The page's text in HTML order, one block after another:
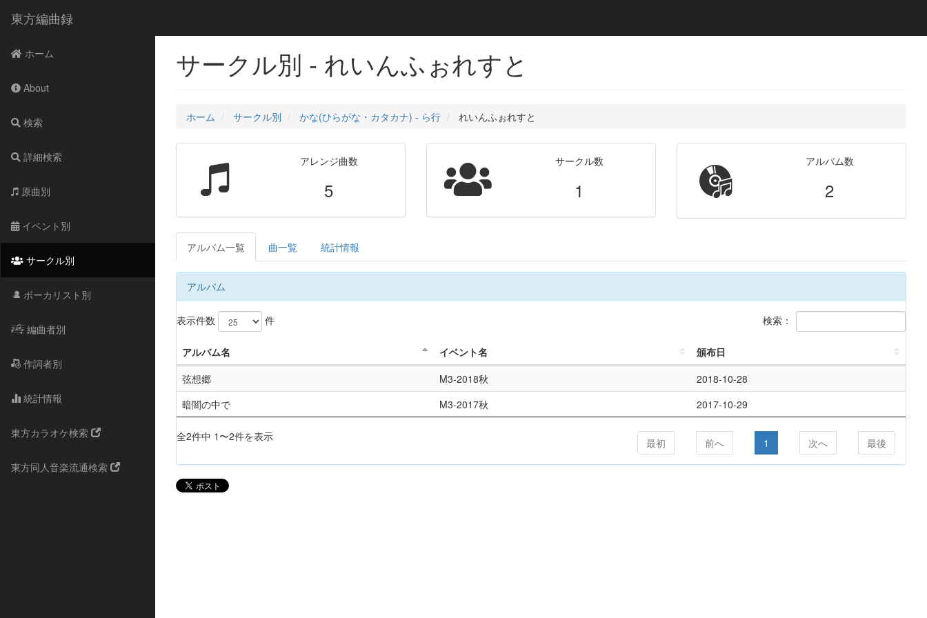
東方編曲録
ホーム
About
検索
詳細検索
原曲別
イベント別
サークル別
ボーカリスト別
編曲者別
作詞者別
統計情報
東方カラオケ検索
東方同人音楽流通検索
サークル別 - れいんふぉれすと
ホーム サークル別 かな(ひらがな・カタカナ) - ら行 れいんふぉれすと
アレンジ曲数
5
サークル数
1
アルバム数
2
アルバム一覧 曲一覧 統計情報
アルバム
表示件数 件 検索：
アルバム名 イベント名
頒布日
弦想郷
M3-2018秋
2018-10-28
暗闇の中で
M3-2017秋 2017-10-29
全2件中 1〜2件を表示 最初 前へ 1 次へ 最後